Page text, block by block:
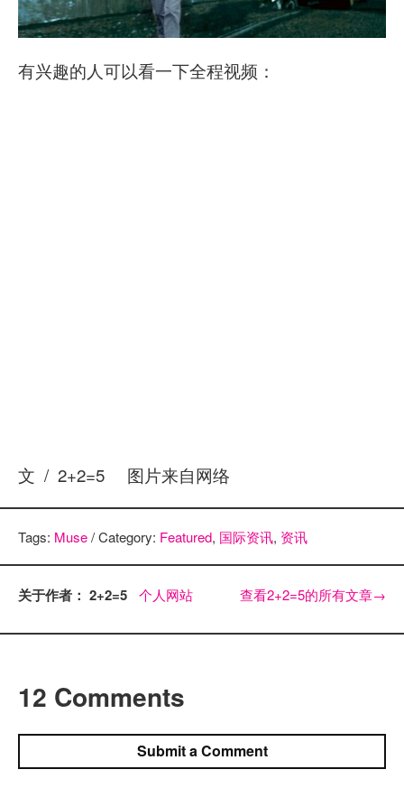
有兴趣的人可以看一下全程视频：
文 / 2+2=5 图片来自网络
Tags: Muse/ Category: Featured, 国际资讯, 资讯
关于作者： 2+2=5 个人网站 查看2+2=5的所有文章→
12 Comments
Submit a Comment